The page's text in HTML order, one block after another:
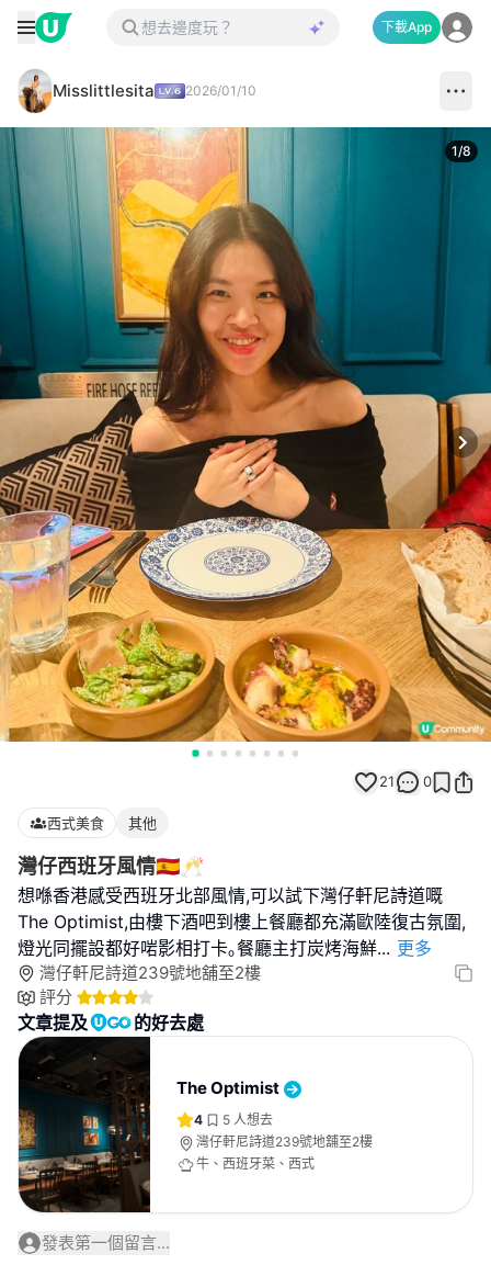
下載App
Misslittlesita 2026/01/10
1/8
21 0
西式美食 其他
灣仔西班牙風情🇪🇸🥂
想喺香港感受西班牙北部風情,可以試下灣仔軒尼詩道嘅
The Optimist,由樓下酒吧到樓上餐廳都充滿歐陸復古氛圍,
燈光同擺設都好啱影相打卡｡餐廳主打炭烤海鮮... 更多
灣仔軒尼詩道239號地舖至2樓
評分
文章提及 的好去處
The Optimist
4 5 人想去
灣仔軒尼詩道239號地舖至2樓
牛、西班牙菜、西式
發表第一個留言...